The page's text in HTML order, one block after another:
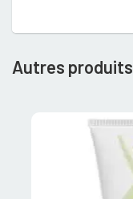
Autres produits